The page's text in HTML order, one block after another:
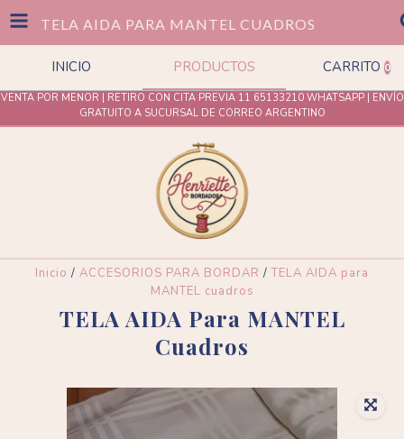
TELA AIDA PARA MANTEL CUADROS
INICIO PRODUCTOS CARRITO 0
VENTA POR MENOR | RETIRO CON CITA PREVIA 11 65133210 WHATSAPP | ENVÍO
GRATUITO A SUCURSAL DE CORREO ARGENTINO
Inicio / ACCESORIOS PARA BORDAR / TELA AIDA para
MANTEL cuadros
TELA AIDA Para MANTEL
Cuadros